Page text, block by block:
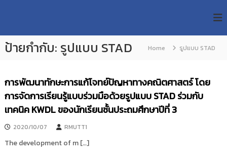
p
U
T
R
e
s
e
a
r
c
วิ
ท
ลั
ย
เ
ท
ค
โ
ป้ายกำกับ: รูปแบบ STAD Home รูปแบบ STAD
การพัฒนาทักษะการแก้โจทย์ปัญหาทางคณิตศาสตร์ โดย
การจัดการเรียนรู้แบบร่วมมือด้วยรูปแบบ STAD ร่วมกับ
เทคนิค KWDL ของนักเรียนชั้นประถมศึกษาปีที่ 3
2020/10/07 RMUTT1
The development of m […]